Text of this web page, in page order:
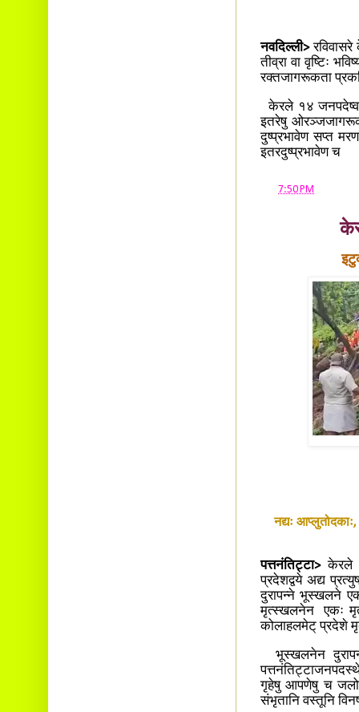
नवदिल्ली>
तीव्रा वा वृष्टिः
रक्तजागरूकता
केरले १४
इतरेषु
दुष्प्रभावेण सप्त
इतरदुष्प्रभावेण च
7:50 PM
नद्यः
पत्तनंतिट्टा>केरले
प्रदेशद्वये अद्य
दुरापन्ने भूस्खलने
मृत्स्खलनेन एकः
कोलाहलमेट् प्रदेशे
भूस्खलनेन
गृहेषु आपणेषु च
संभृतानि वस्तूनि